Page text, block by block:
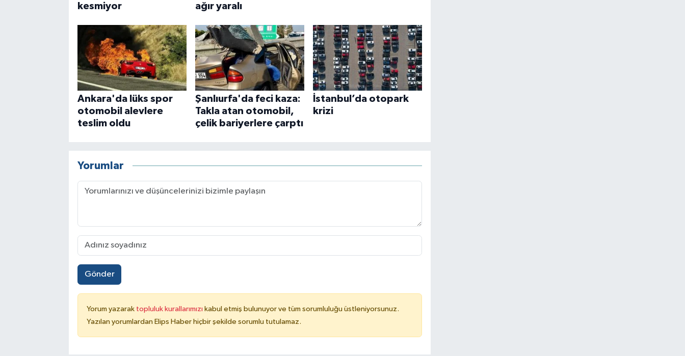
kesmiyor
ağır yaralı
Ankara'da lüks spor
otomobil alevlere
teslim oldu
Şanlıurfa'da feci kaza:
Takla atan otomobil,
çelik bariyerlere çarptı
İstanbul’da otopark
krizi
Yorumlar
Gönder
Yorum yazarak topluluk kurallarımızı kabul etmiş bulunuyor ve tüm sorumluluğu üstleniyorsunuz.
Yazılan yorumlardan Elips Haber hiçbir şekilde sorumlu tutulamaz.